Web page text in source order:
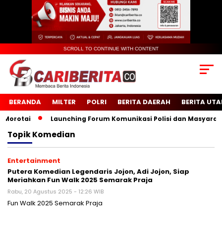
SCROLL TO CONTINUE WITH CONTENT
BERANDA MILTER POLRI BERITA DAERAH BERITA
Launching Forum Komunikasi Polisi dan Masyarakat
TopikKomedian
Entertainment
Putera Komedian Legendaris Jojon, Adi Jojon, Siap
Meriahkan Fun Walk 2025 Semarak Praja
Rabu, 20 Agustus 2025 - 12:26 WIB
Fun Walk 2025 Semarak Praja